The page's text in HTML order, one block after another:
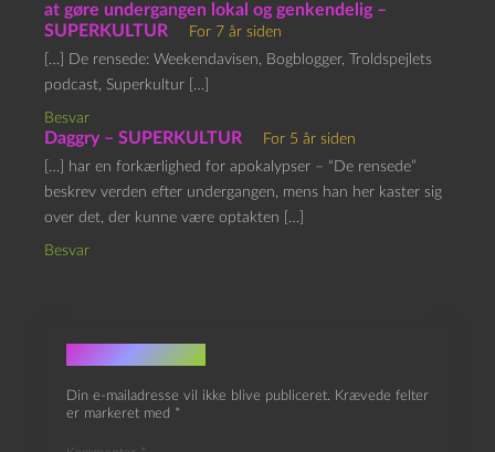
at gøre undergangen lokal og genkendelig –
SUPERKULTUR
For 7 år siden
[…] De rensede: Weekendavisen, Bogblogger, Troldspejlets
podcast, Superkultur […]
Besvar
Daggry – SUPERKULTUR
For 5 år siden
[…] har en forkærlighed for apokalypser – “De rensede”
beskrev verden efter undergangen, mens han her kaster sig
over det, der kunne være optakten […]
Besvar
Skriv et svar
Din e-mailadresse vil ikke blive publiceret. Krævede felter
er markeret med *